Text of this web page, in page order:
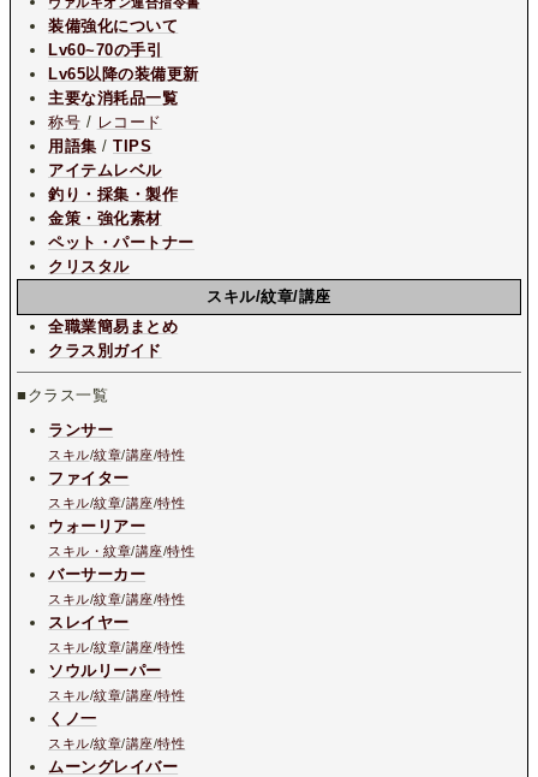
装備強化について
Lv60~70の手引
Lv65以降の装備更新
主要な消耗品一覧
称号 / レコード
用語集 /TIPS
アイテムレベル
釣り・採集・製作
金策・強化素材
ペット・パートナー
クリスタル
スキル/紋章/講座
全職業簡易まとめ
クラス別ガイド
■クラス一覧
ランサー
スキル/紋章/講座/特性
ファイター
スキル/紋章/講座/特性
ウォーリアー
スキル・紋章/講座/特性
バーサーカー
スキル/紋章/講座/特性
スレイヤー
スキル/紋章/講座/特性
ソウルリーパー
スキル/紋章/講座/特性
くノ一
スキル/紋章/講座/特性
ムーングレイバー